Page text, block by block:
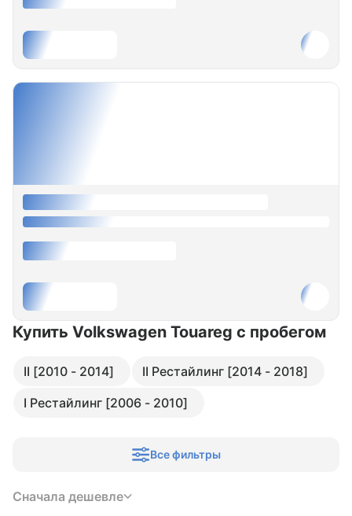
Купить Volkswagen Touareg с пробегом
II [2010 - 2014]
II Рестайлинг [2014 - 2018]
I Рестайлинг [2006 - 2010]
Все фильтры
Сначала дешевле